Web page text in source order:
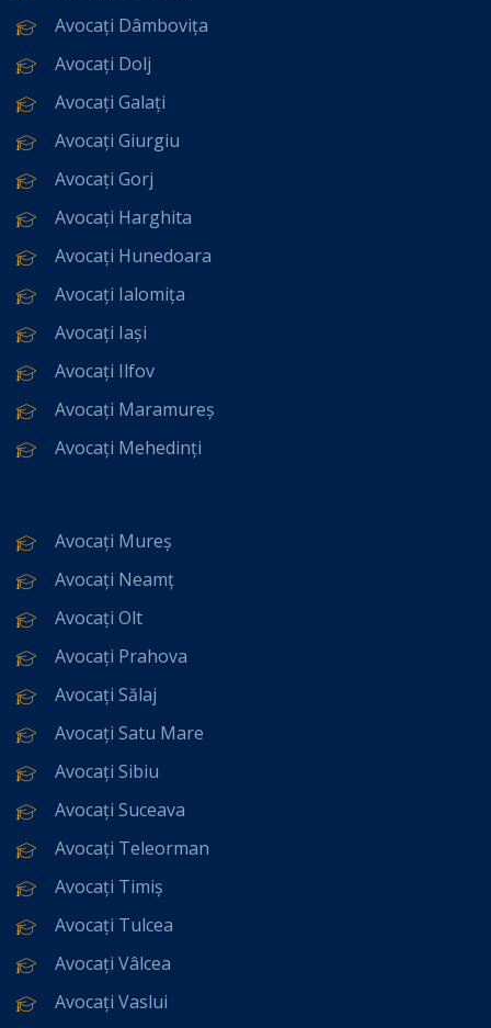
Avocați Dâmbovița
Avocați Dolj
Avocați Galați
Avocați Giurgiu
Avocați Gorj
Avocați Harghita
Avocați Hunedoara
Avocați Ialomița
Avocați Iași
Avocați Ilfov
Avocați Maramureș
Avocați Mehedinți
Avocați Mureș
Avocați Neamț
Avocați Olt
Avocați Prahova
Avocați Sălaj
Avocați Satu Mare
Avocați Sibiu
Avocați Suceava
Avocați Teleorman
Avocați Timiș
Avocați Tulcea
Avocați Vâlcea
Avocați Vaslui